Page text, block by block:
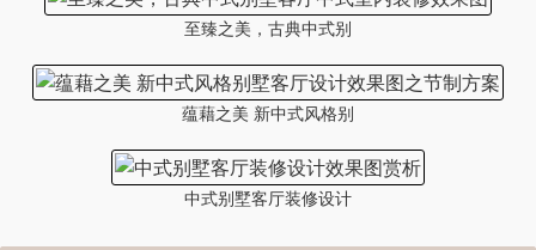
至臻之美，古典中式别
蕴藉之美 新中式风格别
中式别墅客厅装修设计